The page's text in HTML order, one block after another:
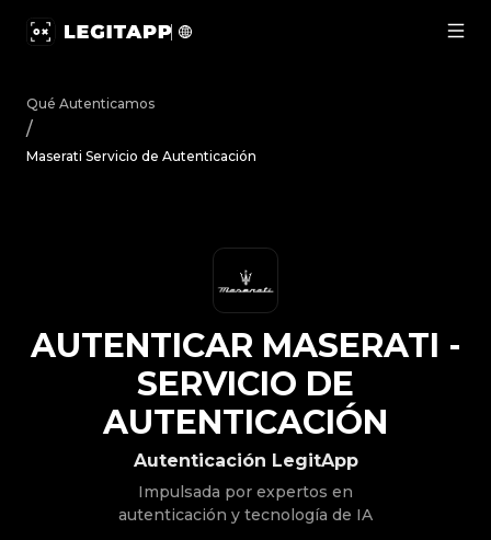
Qué Autenticamos
/
Maserati Servicio de Autenticación
Autenticación LegitApp
Impulsada por expertos en
autenticación y tecnología de IA
AUTENTICAR MASERATI -
SERVICIO DE
AUTENTICACIÓN